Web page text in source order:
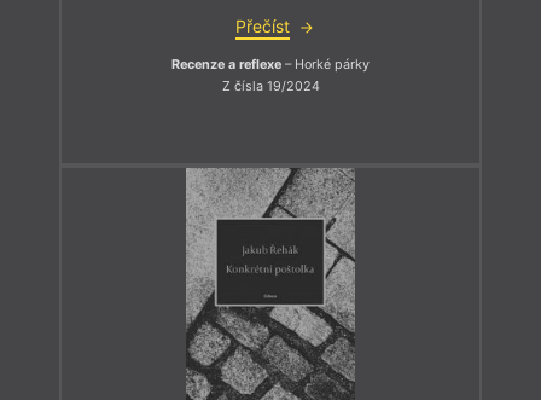
Přečíst
Recenze a reflexe – Horké párky
Z čísla 19/2024